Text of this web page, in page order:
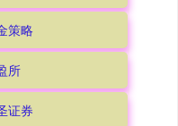
策略
所
证券